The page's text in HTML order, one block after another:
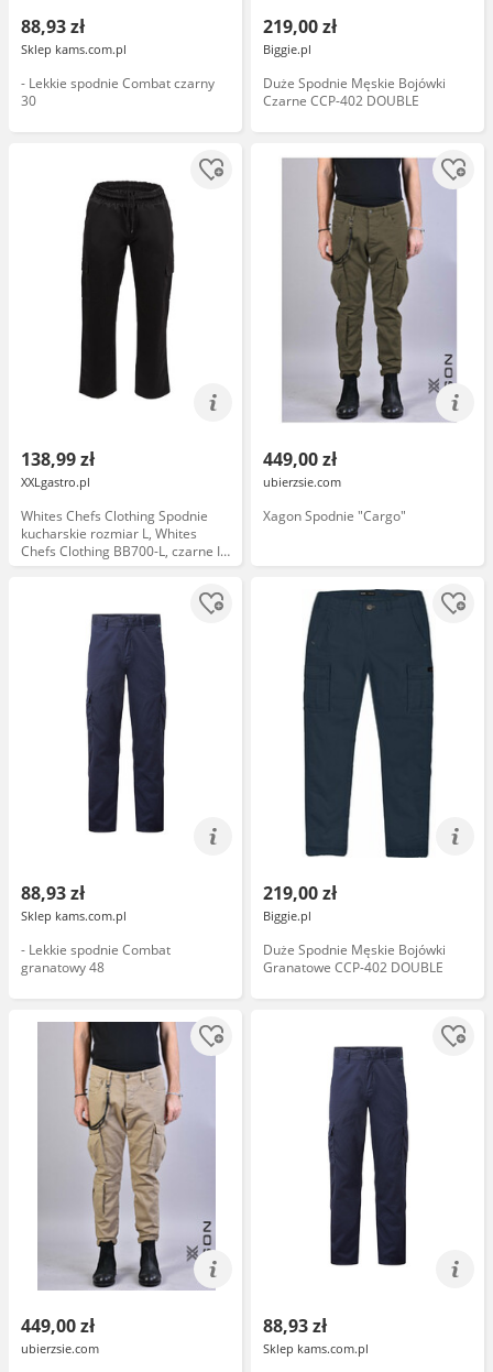
88,93 zł
Sklep kams.com.pl
- Lekkie spodnie Combat czarny
30
219,00 zł
Biggie.pl
Duże Spodnie Męskie Bojówki
Czarne CCP-402 DOUBLE
138,99 zł
XXLgastro.pl
Whites Chefs Clothing Spodnie
kucharskie rozmiar L, Whites
Chefs Clothing BB700-L, czarne I
Whites Chefs Clothing
449,00 zł
ubierzsie.com
Xagon Spodnie "Cargo"
88,93 zł
Sklep kams.com.pl
- Lekkie spodnie Combat
granatowy 48
219,00 zł
Biggie.pl
Duże Spodnie Męskie Bojówki
Granatowe CCP-402 DOUBLE
449,00 zł
ubierzsie.com
88,93 zł
Sklep kams.com.pl